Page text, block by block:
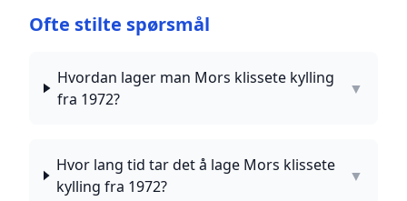
Ofte stilte spørsmål
Hvordan lager man Mors klissete kylling
fra 1972?
▼
Hvor lang tid tar det å lage Mors klissete
kylling fra 1972?
▼